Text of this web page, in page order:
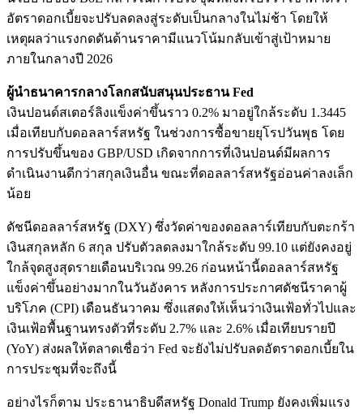
อัตราดอกเบี้ยจะปรับลดลงสู่ระดับเป็นกลางในไม่ช้า โดยให้
เหตุผลว่าแรงกดดันด้านราคามีแนวโน้มกลับเข้าสู่เป้าหมาย
ภายในกลางปี 2026
ผู้นำธนาคารกลางโลกสนับสนุนประธาน Fed
เงินปอนด์สเตอร์ลิงแข็งค่าขึ้นราว 0.2% มาอยู่ใกล้ระดับ 1.3445
เมื่อเทียบกับดอลลาร์สหรัฐ ในช่วงการซื้อขายยุโรปวันพุธ โดย
การปรับขึ้นของ GBP/USD เกิดจากการที่เงินปอนด์มีผลการ
ดำเนินงานดีกว่าสกุลเงินอื่น ขณะที่ดอลลาร์สหรัฐอ่อนค่าลงเล็ก
น้อย
ดัชนีดอลลาร์สหรัฐ (DXY) ซึ่งวัดค่าของดอลลาร์เทียบกับตะกร้า
เงินสกุลหลัก 6 สกุล ปรับตัวลดลงมาใกล้ระดับ 99.10 แต่ยังคงอยู่
ใกล้จุดสูงสุดรายเดือนบริเวณ 99.26 ก่อนหน้านี้ดอลลาร์สหรัฐ
แข็งค่าขึ้นอย่างมากในวันอังคาร หลังการประกาศดัชนีราคาผู้
บริโภค (CPI) เดือนธันวาคม ซึ่งแสดงให้เห็นว่าเงินเฟ้อทั่วไปและ
เงินเฟ้อพื้นฐานทรงตัวที่ระดับ 2.7% และ 2.6% เมื่อเทียบรายปี
(YoY) ส่งผลให้ตลาดเชื่อว่า Fed จะยังไม่ปรับลดอัตราดอกเบี้ยใน
การประชุมที่จะถึงนี้
อย่างไรก็ตาม ประธานาธิบดีสหรัฐ Donald Trump ยังคงเพิ่มแรง